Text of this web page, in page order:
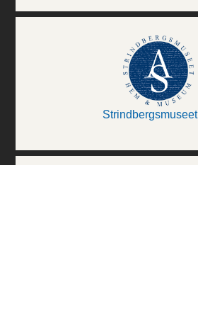
Strindbergsmuseet